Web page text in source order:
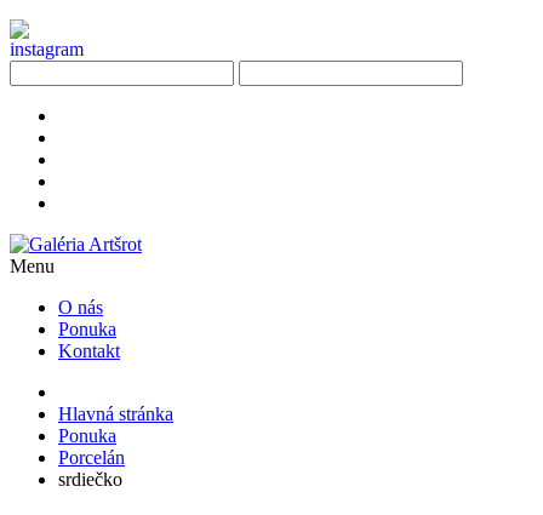
Menu
O nás
Ponuka
Kontakt
Hlavná stránka
Ponuka
Porcelán
srdiečko